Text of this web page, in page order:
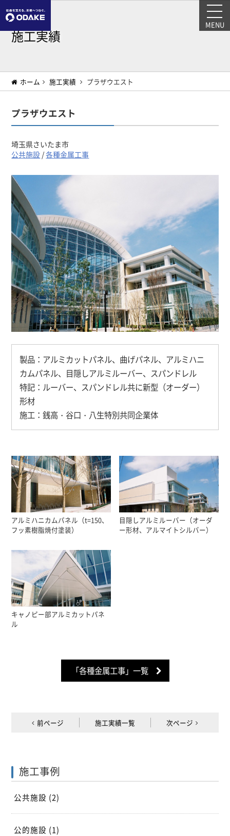
MENU
施工実績
ホーム 施工実績 プラザウエスト
プラザウエスト
埼玉県さいたま市
公共施設 /各種金属工事
製品：アルミカットパネル、曲げパネル、アルミハニ
カムパネル、目隠しアルミルーバー、スパンドレル
特記：ルーバー、スパンドレル共に新型（オーダー）
形材
施工：銭高・谷口・八生特別共同企業体
アルミハニカムパネル（t=150、
フッ素樹脂焼付塗装）
目隠しアルミルーバー（オーダ
ー形材、アルマイトシルバー）
キャノピー部アルミカットパネ
ル
「各種金属工事」一覧
前ページ 施工実績一覧 次ページ
施工事例
公共施設 (2)
公的施設 (1)